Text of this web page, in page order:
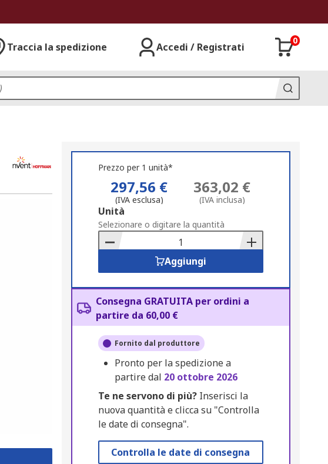
Traccia la spedizione Accedi / Registrati
0
Prezzo per 1 unità*
297,56 €
(IVA esclusa)
363,02 €
(IVA inclusa)
Add
to
Basket
Unità
Selezionare o digitare la quantità
Aggiungi
Consegna GRATUITA per ordini a
partire da 60,00 €
Fornito dal produttore
Pronto per la spedizione a
partire dal 20 ottobre 2026
Te ne servono di più?Inserisci la
nuova quantità e clicca su "Controlla
le date di consegna".
Controlla le date di consegna